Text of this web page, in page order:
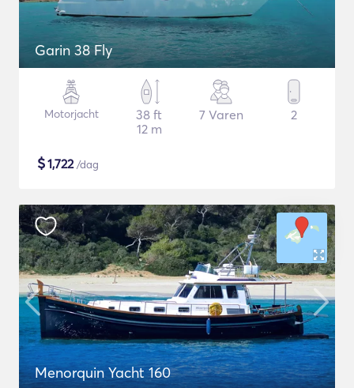
Garin 38 Fly
Motorjacht
38 ft
12 m
7 Varen 2
$1,722/dag
Menorquin Yacht 160